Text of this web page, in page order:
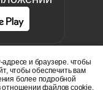
и браузере. чтобы
чтобы обеспечить вам
более подробной
​​отношении файлов cookie.